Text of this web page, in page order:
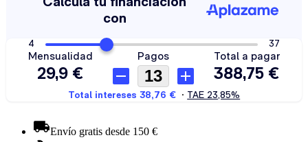
Envío gratis desde 150 €